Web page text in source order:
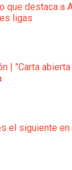
que destaca a
ligas
| "Carta
el siguiente